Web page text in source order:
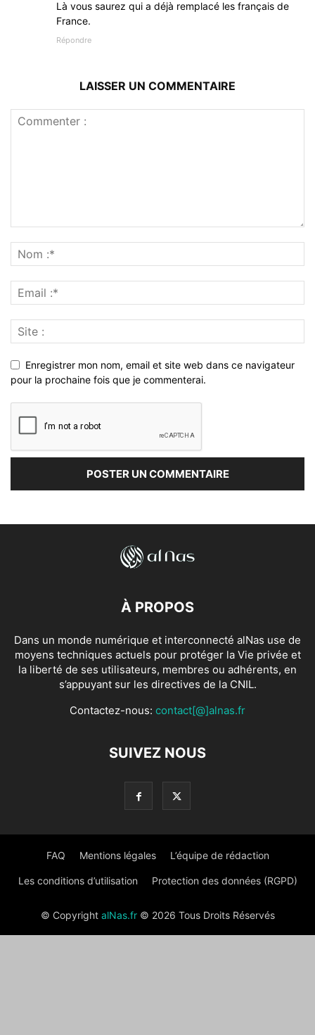
Là vous saurez qui a déjà remplacé les français de
France.
Répondre
LAISSER UN COMMENTAIRE
Enregistrer mon nom, email et site web dans ce navigateur
pour la prochaine fois que je commenterai.
À PROPOS
Dans un monde numérique et interconnecté alNas use de
moyens techniques actuels pour protéger la Vie privée et
la liberté de ses utilisateurs, membres ou adhérents, en
s’appuyant sur les directives de la CNIL.
Contactez-nous: contact[@]alnas.fr
SUIVEZ NOUS
FAQ Mentions légales L’équipe de rédaction
Les conditions d’utilisation Protection des données (RGPD)
© Copyright alNas.fr© 2026 Tous Droits Réservés